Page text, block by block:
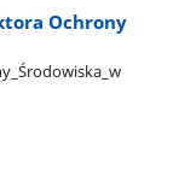
Ochrony